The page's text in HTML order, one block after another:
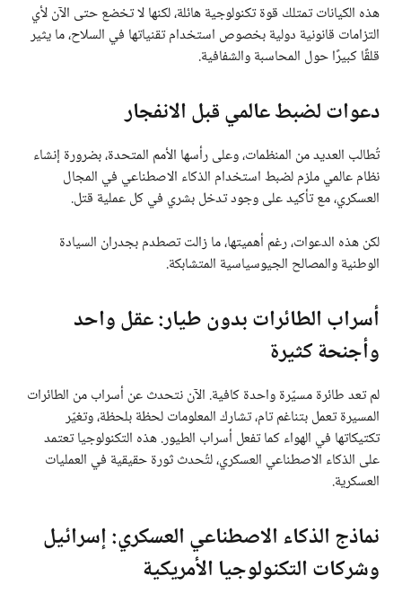
هذه الكيانات تمتلك قوة تكنولوجية هائلة، لكنها لا تخضع حتى الآن لأي
التزامات قانونية دولية بخصوص استخدام تقنياتها في السلاح، ما يثير
قلقًا كبيرًا حول المحاسبة والشفافية.
دعوات لضبط عالمي قبل الانفجار
تُطالب العديد من المنظمات، وعلى رأسها الأمم المتحدة، بضرورة إنشاء
نظام عالمي ملزم لضبط استخدام الذكاء الاصطناعي في المجال
العسكري، مع تأكيد على وجود تدخل بشري في كل عملية قتل.
لكن هذه الدعوات، رغم أهميتها، ما زالت تصطدم بجدران السيادة
الوطنية والمصالح الجيوسياسية المتشابكة.
أسراب الطائرات بدون طيار: عقل واحد
وأجنحة كثيرة
لم تعد طائرة مسيّرة واحدة كافية. الآن نتحدث عن أسراب من الطائرات
المسيرة تعمل بتناغم تام، تشارك المعلومات لحظة بلحظة، وتغيّر
تكتيكاتها في الهواء كما تفعل أسراب الطيور. هذه التكنولوجيا تعتمد
على الذكاء الاصطناعي العسكري، لتُحدث ثورة حقيقية في العمليات
العسكرية.
نماذج الذكاء الاصطناعي العسكري: إسرائيل
وشركات التكنولوجيا الأمريكية